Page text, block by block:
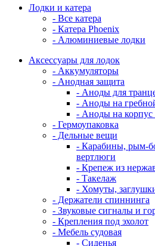
Лодки и катера
- Все катера
- Катера Phoenix
- Алюминиевые лодки
Аксессуары для лодок
- Аккумуляторы
- Анодная защита
- Аноды для
- Аноды на
- Аноды на корпус
- Гермоупаковка
- Дельные вещи
- Карабины, рым-
вертлюги
- Крепеж из
- Такелаж
- Хомуты,
- Держатели спиннинга
- Звуковые сигналы и
- Крепления под эхолот
- Мебель судовая
- Сиденья